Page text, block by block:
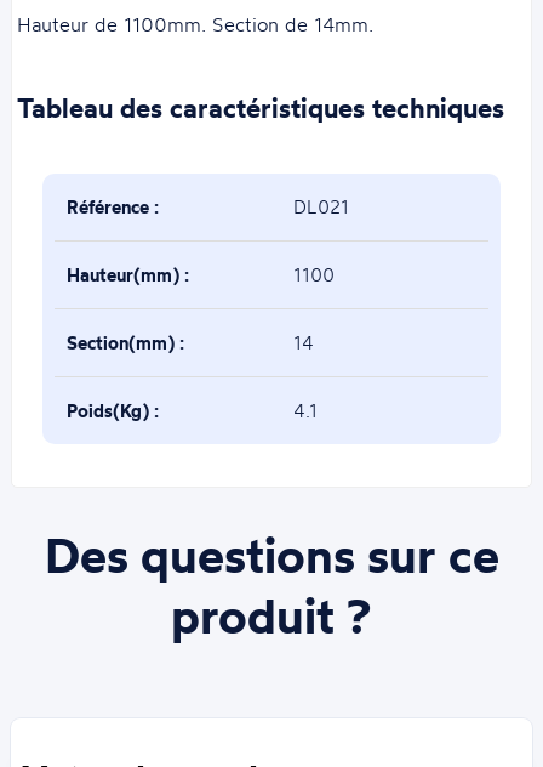
Hauteur de 1100mm. Section de 14mm.
Tableau des caractéristiques techniques
Référence : DL021
Hauteur(mm) : 1100
Section(mm) : 14
Poids(Kg) : 4.1
Des questions sur ce
produit ?